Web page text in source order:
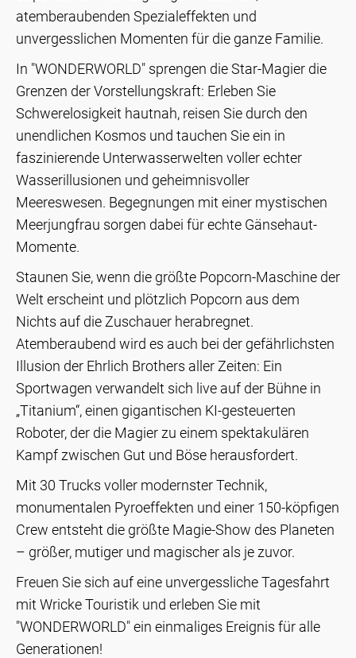
atemberaubenden Spezialeffekten und
unvergesslichen Momenten für die ganze Familie.
In "WONDERWORLD" sprengen die Star-Magier die
Grenzen der Vorstellungskraft: Erleben Sie
Schwerelosigkeit hautnah, reisen Sie durch den
unendlichen Kosmos und tauchen Sie ein in
faszinierende Unterwasserwelten voller echter
Wasserillusionen und geheimnisvoller
Meereswesen. Begegnungen mit einer mystischen
Meerjungfrau sorgen dabei für echte Gänsehaut-
Momente.
Staunen Sie, wenn die größte Popcorn-Maschine der
Welt erscheint und plötzlich Popcorn aus dem
Nichts auf die Zuschauer herabregnet.
Atemberaubend wird es auch bei der gefährlichsten
Illusion der Ehrlich Brothers aller Zeiten: Ein
Sportwagen verwandelt sich live auf der Bühne in
„Titanium“, einen gigantischen KI-gesteuerten
Roboter, der die Magier zu einem spektakulären
Kampf zwischen Gut und Böse herausfordert.
Mit 30 Trucks voller modernster Technik,
monumentalen Pyroeffekten und einer 150-köpfigen
Crew entsteht die größte Magie-Show des Planeten
– größer, mutiger und magischer als je zuvor.
Freuen Sie sich auf eine unvergessliche Tagesfahrt
mit Wricke Touristik und erleben Sie mit
"WONDERWORLD" ein einmaliges Ereignis für alle
Generationen!